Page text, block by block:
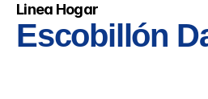
Linea Hogar
Escobillón